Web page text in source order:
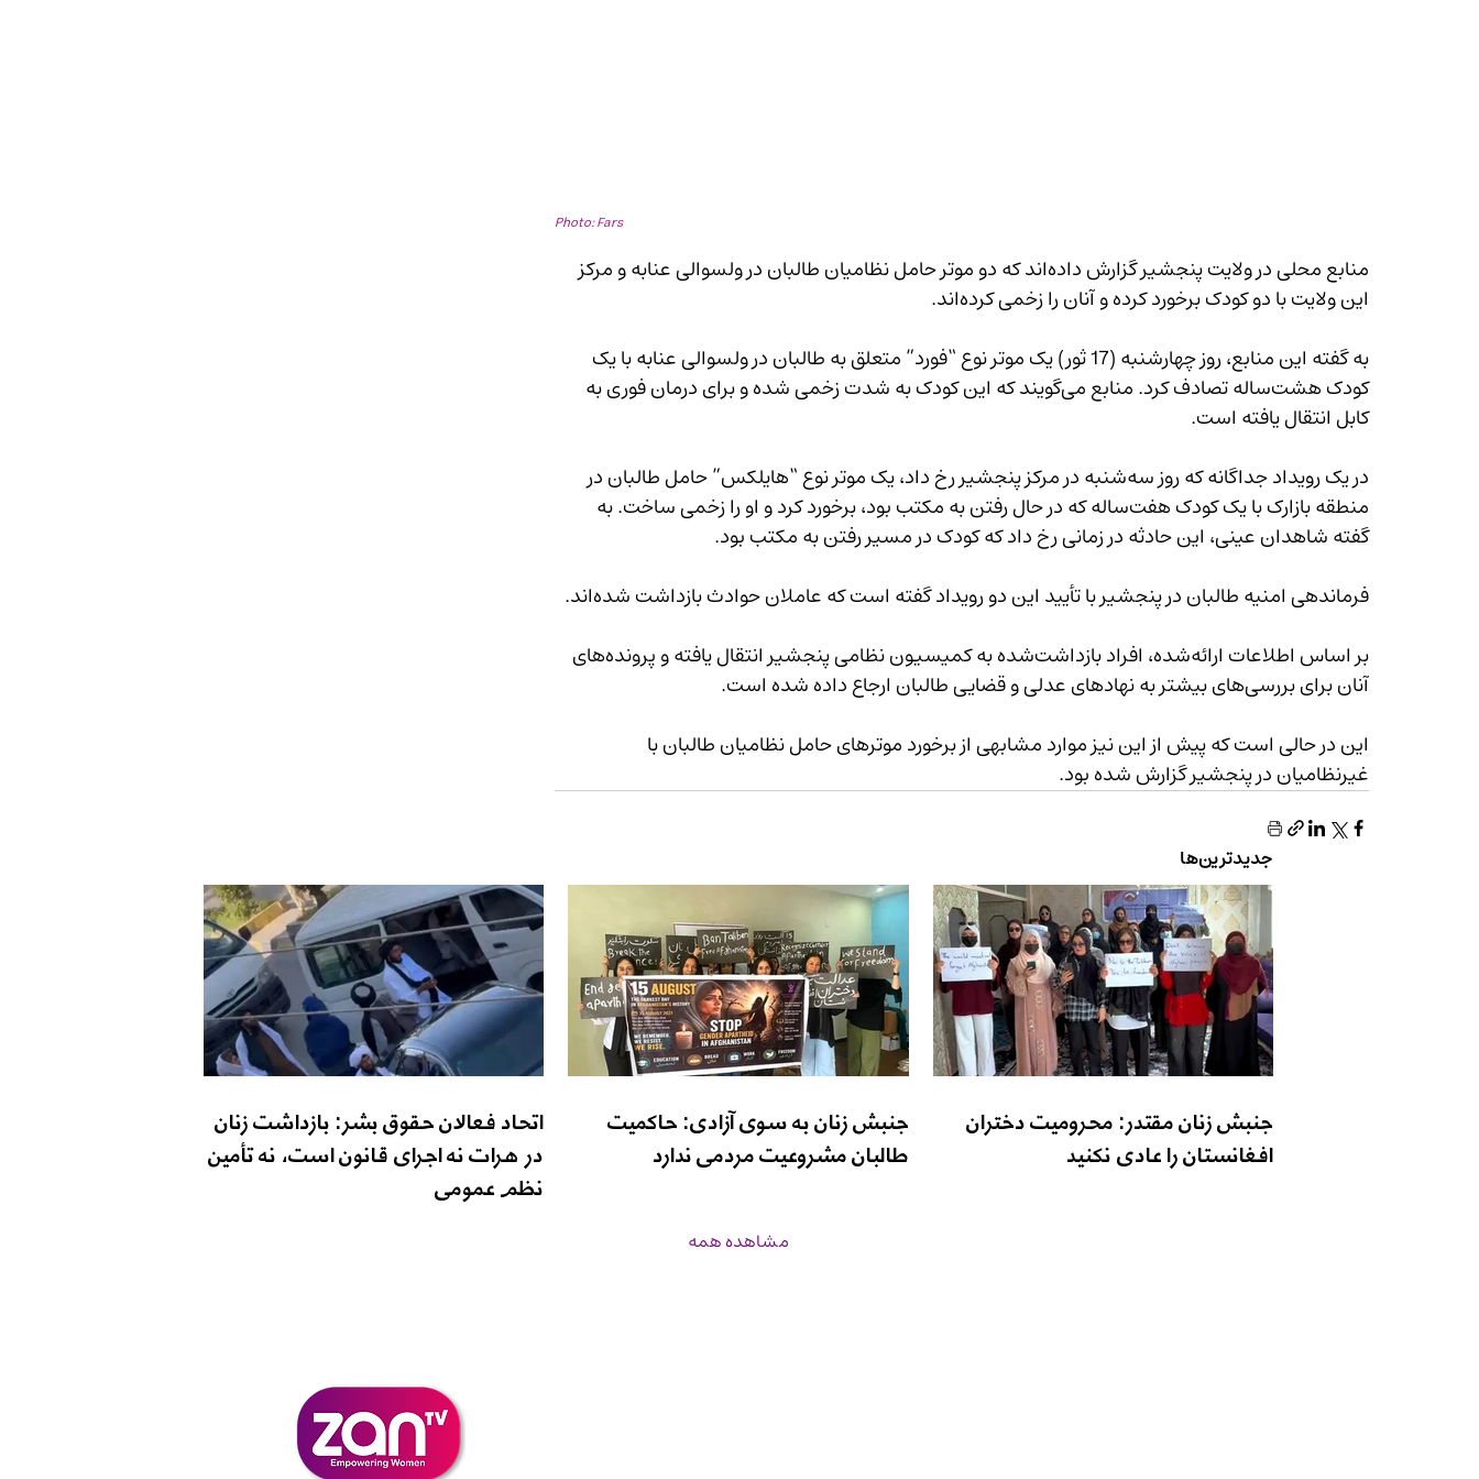
Photo: Fars
منابع محلی در ولایت پنجشیر گزارش داده‌اند که دو موتر حامل نظامیان طالبان در ولسوالی عنابه و مرکز
این ولایت با دو کودک برخورد کرده و آنان را زخمی کرده‌اند.
به گفته این منابع، روز چهارشنبه (17 ثور) یک موتر نوع “فورد” متعلق به طالبان در ولسوالی عنابه با یک
کودک هشت‌ساله تصادف کرد. منابع می‌گویند که این کودک به شدت زخمی شده و برای درمان فوری به
کابل انتقال یافته است.
در یک رویداد جداگانه که روز سه‌شنبه در مرکز پنجشیر رخ داد، یک موتر نوع “هایلکس” حامل طالبان در
منطقه بازارک با یک کودک هفت‌ساله که در حال رفتن به مکتب بود، برخورد کرد و او را زخمی ساخت. به
گفته شاهدان عینی، این حادثه در زمانی رخ داد که کودک در مسیر رفتن به مکتب بود.
فرماندهی امنیه طالبان در پنجشیر با تأیید این دو رویداد گفته است که عاملان حوادث بازداشت شده‌اند.
بر اساس اطلاعات ارائه‌شده، افراد بازداشت‌شده به کمیسیون نظامی پنجشیر انتقال یافته و پرونده‌های
آنان برای بررسی‌های بیشتر به نهادهای عدلی و قضایی طالبان ارجاع داده شده است.
این در حالی است که پیش از این نیز موارد مشابهی از برخورد موترهای حامل نظامیان طالبان با
غیرنظامیان در پنجشیر گزارش شده بود.
جدیدترین‌ها
جنبش زنان مقتدر: محرومیت دختران
افغانستان را عادی نکنید
جنبش زنان به سوی آزادی: حاکمیت
طالبان مشروعیت مردمی ندارد
اتحاد فعالان حقوق بشر: بازداشت زنان
در هرات نه اجرای قانون است، نه تأمین
نظم عمومی
مشاهده همه